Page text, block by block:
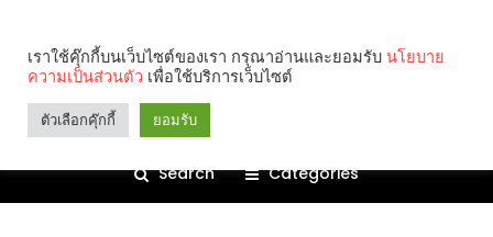
Search Categories
เราใช้คุ๊กกี้บนเว็บไซต์ของเรา กรุณาอ่านและยอมรับ นโยบาย
ความเป็นส่วนตัว เพื่อใช้บริการเว็บไซต์
ตัวเลือกคุ๊กกี้ ยอมรับ